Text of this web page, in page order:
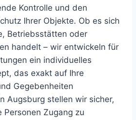
Kontrolle und den
Ihrer Objekte. Ob es sich
Betriebsstätten oder
handelt – wir entwickeln für
ein individuelles
das exakt auf Ihre
Gegebenheiten
Augsburg stellen wir sicher,
Zugang zu